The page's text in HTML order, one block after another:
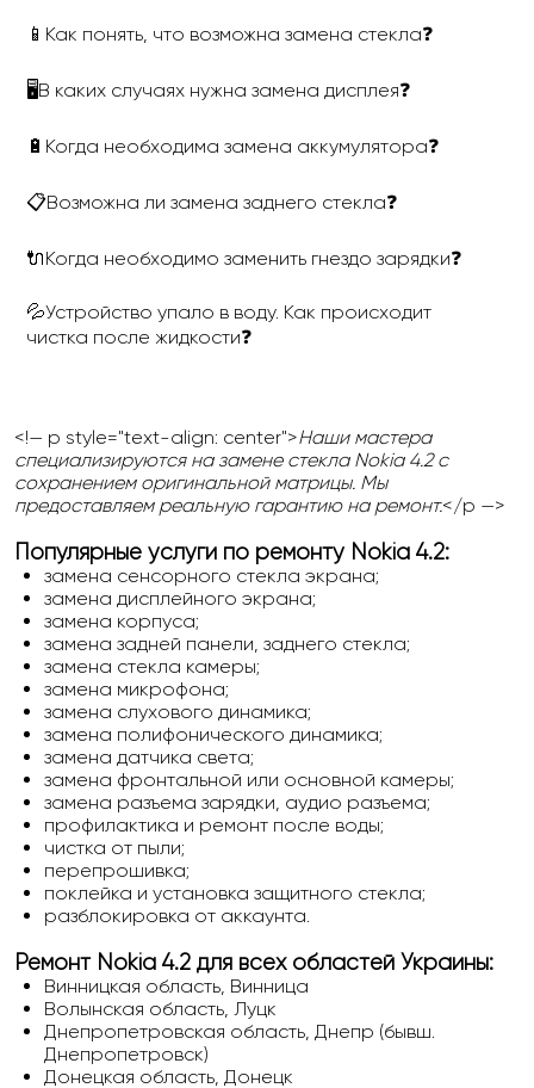
📱Как понять, что возможна замена стекла❓
🖥В каких случаях нужна замена дисплея❓
🔋Когда необходима замена аккумулятора❓
📋Возможна ли замена заднего стекла❓
🔌Когда необходимо заменить гнездо зарядки❓
💦Устройство упало в воду. Как происходит
чистка после жидкости❓
<!— p style="text-align: center">Наши мастера
специализируются на замене стекла Nokia 4.2 с
сохранением оригинальной матрицы. Мы
предоставляем реальную гарантию на ремонт.</p —>
Популярные услуги по ремонту Nokia 4.2:
замена сенсорного стекла экрана;
замена дисплейного экрана;
замена корпуса;
замена задней панели, заднего стекла;
замена стекла камеры;
замена микрофона;
замена слухового динамика;
замена полифонического динамика;
замена датчика света;
замена фронтальной или основной камеры;
замена разъема зарядки, аудио разъема;
профилактика и ремонт после воды;
чистка от пыли;
перепрошивка;
поклейка и установка защитного стекла;
разблокировка от аккаунта.
Ремонт Nokia 4.2 для всех областей Украины:
Винницкая область, Винница
Волынская область, Луцк
Днепропетровская область, Днепр (бывш.
Днепропетровск)
Донецкая область, Донецк